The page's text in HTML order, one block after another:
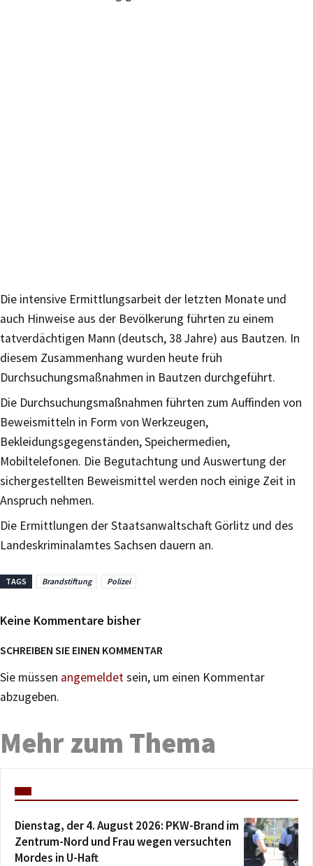
Die intensive Ermittlungsarbeit der letzten Monate und
auch Hinweise aus der Bevölkerung führten zu einem
tatverdächtigen Mann (deutsch, 38 Jahre) aus Bautzen. In
diesem Zusammenhang wurden heute früh
Durchsuchungsmaßnahmen in Bautzen durchgeführt.
Die Durchsuchungsmaßnahmen führten zum Auffinden von
Beweismitteln in Form von Werkzeugen,
Bekleidungsgegenständen, Speichermedien,
Mobiltelefonen. Die Begutachtung und Auswertung der
sichergestellten Beweismittel werden noch einige Zeit in
Anspruch nehmen.
Die Ermittlungen der Staatsanwaltschaft Görlitz und des
Landeskriminalamtes Sachsen dauern an.
TAGS Brandstiftung Polizei
Keine Kommentare bisher
SCHREIBEN SIE EINEN KOMMENTAR
Sie müssen angemeldetsein, um einen Kommentar
abzugeben.
Mehr zum Thema
Dienstag, der 4. August 2026: PKW-Brand im
Zentrum-Nord und Frau wegen versuchten
Mordes in U-Haft